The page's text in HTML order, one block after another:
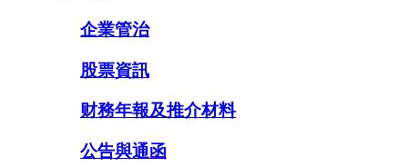
企業管治
股票資訊
财務年報及推介材料
公告與通函